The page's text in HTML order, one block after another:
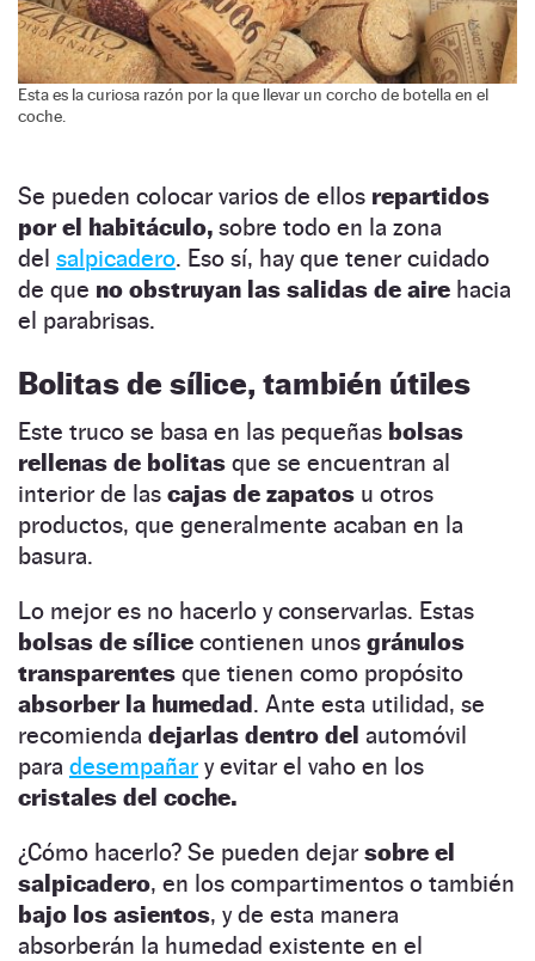
Esta es la curiosa razón por la que llevar un corcho de botella en el
coche.
Se pueden colocar varios de ellos repartidos
por el habitáculo, sobre todo en la zona
del salpicadero. Eso sí, hay que tener cuidado
de que no obstruyan las salidas de aire hacia
el parabrisas.
Bolitas de sílice, también útiles
Este truco se basa en las pequeñas bolsas
rellenas de bolitas que se encuentran al
interior de las cajas de zapatos u otros
productos, que generalmente acaban en la
basura.
Lo mejor es no hacerlo y conservarlas. Estas
bolsas de sílice contienen unos gránulos
transparentes que tienen como propósito
absorber la humedad . Ante esta utilidad, se
recomienda dejarlas dentro del automóvil
para desempañar y evitar el vaho en los
cristales del coche.
¿Cómo hacerlo? Se pueden dejar sobre el
salpicadero, en los compartimentos o también
bajo los asientos, y de esta manera
absorberán la humedad existente en el